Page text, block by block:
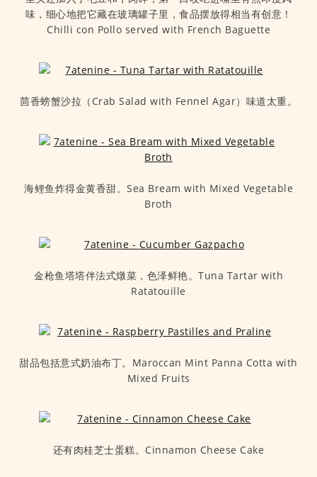
味，细心地把它藏在玻璃罐子里，食品摆放得相当有创意！
Chilli con Pollo served with French Baguette
茴香螃蟹沙拉（Crab Salad with Fennel Agar）味道太重。
海鲤鱼炸得金黄香甜。Sea Bream with Mixed Vegetable
Broth
金枪鱼塔塔伴法式燉菜，色泽鲜艳。Tuna Tartar with
Ratatouille
甜品包括意式奶油布丁。Maroccan Mint Panna Cotta with
Mixed Fruits
还有肉桂芝士蛋糕。Cinnamon Cheese Cake